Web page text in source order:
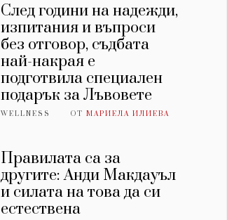
След години на надежди,
изпитания и въпроси
без отговор, съдбата
най-накрая е
подготвила специален
подарък за Лъвовете
WELLNESS ОТМАРИЕЛА ИЛИЕВА
Правилата са за
другите: Анди Макдауъл
и силата на това да си
естествена